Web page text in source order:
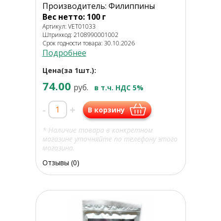
Производитель: Филиппины
Вес нетто: 100 г
Артикул: VET01033
Штрихкод: 2108990001002
Срок годности товара: 30.10.2026
Подробнее
Цена(за 1шт.):
74.00 руб. в т.ч. НДС 5%
- + В корзину
* Наличие товара в конкретном
магазине уточняйте по телефону этого
магазина.
Отзывы (0)